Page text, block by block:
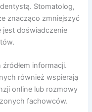
Stomatolog,
znacząco zmniejszyć
jest doświadczenie
informacji.
również wspierają
online lub rozmowy
fachowców.